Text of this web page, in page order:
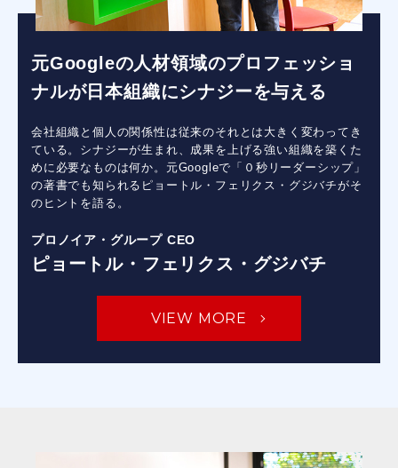
元Googleの人材領域のプロフェッショ
ナルが日本組織にシナジーを与える
会社組織と個人の関係性は従来のそれとは大きく変わってき
ている。シナジーが生まれ、成果を上げる強い組織を築くた
めに必要なものは何か。元Googleで「０秒リーダーシップ」
の著書でも知られるピョートル・フェリクス・グジバチがそ
のヒントを語る。
プロノイア・グループ CEO
ピョートル・フェリクス・グジバチ
VIEW MORE